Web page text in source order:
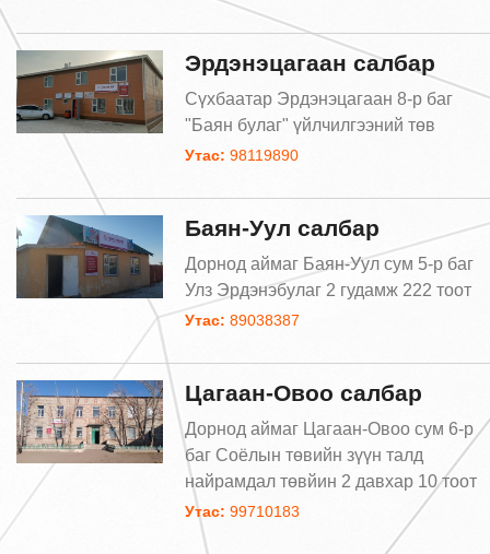
Эрдэнэцагаан салбар
Сүхбаатар Эрдэнэцагаан 8-р баг
"Баян булаг" үйлчилгээний төв
Утас: 98119890
Баян-Уул салбар
Дорнод аймаг Баян-Уул сум 5-р баг
Улз Эрдэнэбулаг 2 гудамж 222 тоот
Утас: 89038387
Цагаан-Овоо салбар
Дорнод аймаг Цагаан-Овоо сум 6-р
баг Соёлын төвийн зүүн талд
найрамдал төвйин 2 давхар 10 тоот
Утас: 99710183